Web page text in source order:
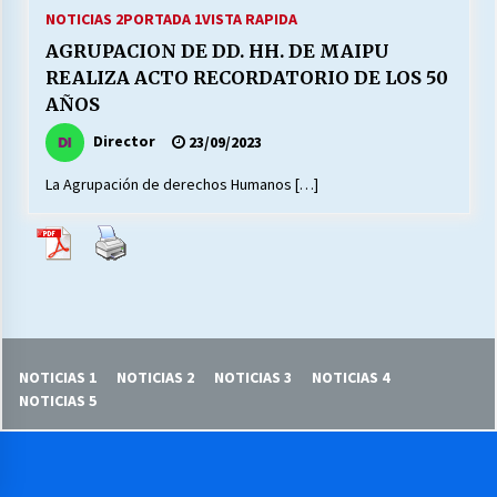
MUNICIPALIDAD, TRABAJADORES, CLIMA
LABORAL:
25/06/2026
16/06/2026
NOTICIAS 2PORTADA 1VISTA RAPIDA
AGRUPACION DE DD. HH. DE MAIPU
REALIZA ACTO RECORDATORIO DE LOS 50
AÑOS
Director 23/09/2023
La Agrupación de derechos Humanos […]
NOTICIAS 1 NOTICIAS 2 NOTICIAS 3
NOTICIAS 4
NOTICIAS 5